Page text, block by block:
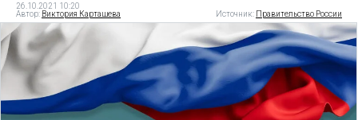
26.10.2021 10:20
Автор: Виктория Карташева Источник: Правительство России